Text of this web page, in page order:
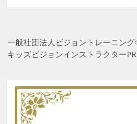
一般社団法人ビジョントレーニン
キッズビジョンインストラクター